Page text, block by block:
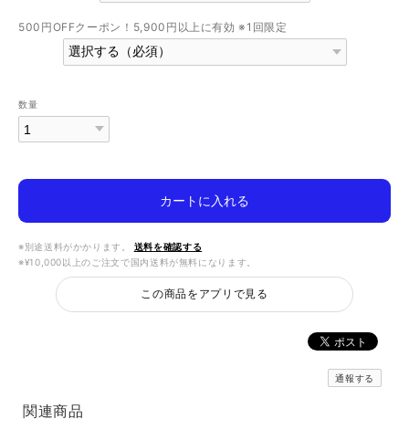
500円OFFクーポン！5,900円以上に有効 ※1回限定
数量
カートに入れる
※別途送料がかかります。
送料を確認する
※¥10,000以上のご注文で国内送料が無料になります。
この商品をアプリで見る
通報する
関連商品